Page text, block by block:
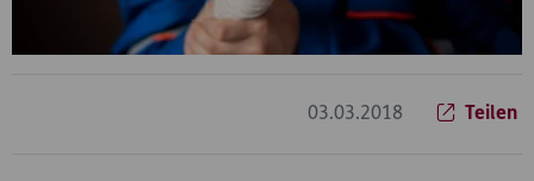
03.03.2018 Teilen